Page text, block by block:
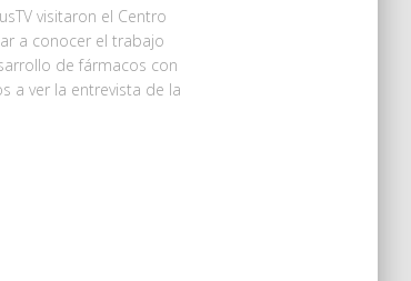
visitaron el Centro
a conocer el trabajo
de fármacos con
a ver la entrevista de la